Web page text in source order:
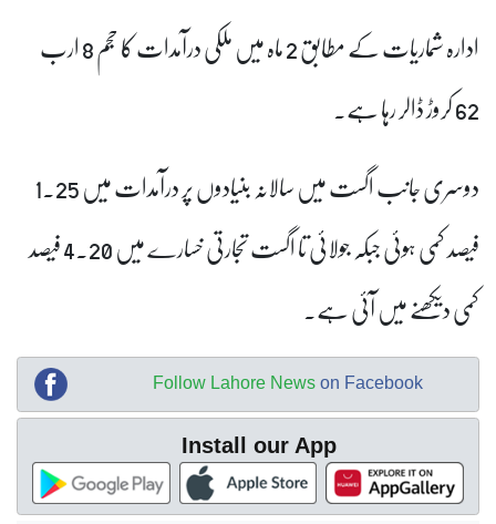
ادارہ شماریات کے مطابق 2 ماہ میں ملکی درآمدات کا حجم 8 ارب
62 کروڑ ڈالر رہا ہے۔
دوسری جانب اگست میں سالانہ بنیادوں پر درآمدات میں 1.25
فیصد کمی ہوئی جبکہ جولائی تا اگست تجارتی خسارے میں 4.20 فیصد
کمی دیکھنے میں آئی ہے۔
Follow Lahore News on Facebook
Install our App